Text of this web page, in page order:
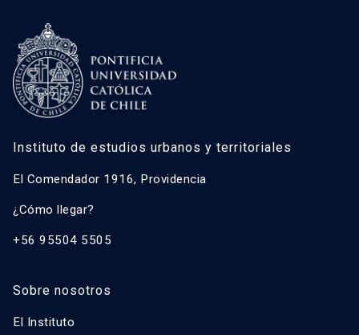
Instituto de estudios urbanos y territoriales
El Comendador 1916, Providencia
¿Cómo llegar?
+56 95504 5505
Sobre nosotros
El Instituto